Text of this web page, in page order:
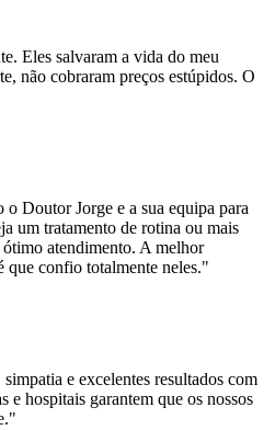
Eles salvaram a vida do meu
não cobraram preços estúpidos. O
Doutor Jorge e a sua equipa para
um tratamento de rotina ou mais
ótimo atendimento. A melhor
que confio totalmente neles."
e excelentes resultados com
e hospitais garantem que os nossos